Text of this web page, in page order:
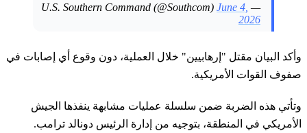
— U.S. Southern Command (@Southcom)
June 4,
2026
وأكد البيان مقتل "إرهابيين" خلال العملية، دون وقوع أي إصابات في
صفوف القوات الأمريكية.
وتأتي هذه الضربة ضمن سلسلة عمليات مشابهة ينفذها الجيش
الأمريكي في المنطقة، بتوجيه من إدارة الرئيس دونالد ترامب.